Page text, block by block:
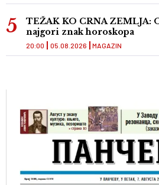
TEŽAK KO CRNA ZEMLJA:
najgori znak horoskopa
MAGAZIN
20:00 05.08.2026